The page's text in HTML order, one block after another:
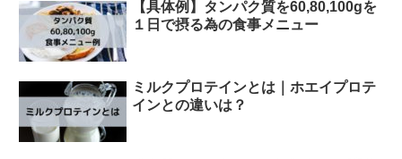
【具体例】タンパク質を60,80,100gを
１日で摂る為の食事メニュー
ミルクプロテインとは｜ホエイプロテ
インとの違いは？